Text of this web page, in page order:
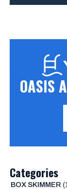
OASIS
Categories
BOX SKIMMER